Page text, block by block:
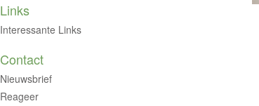
Links
Interessante Links
Contact
Nieuwsbrief
Reageer